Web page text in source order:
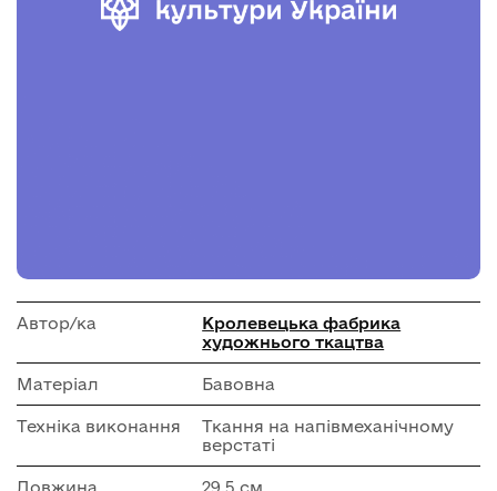
Автор/ка
Кролевецька фабрика
художнього ткацтва
Матеріал Бавовна
Техніка виконання
Ткання на напівмеханічному
верстаті
Довжина 29.5 см